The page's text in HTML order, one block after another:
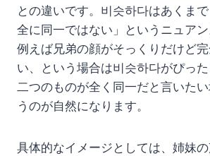
との違いです。비슷하다はあくま
全に同一ではない」というニュアン
例えば兄弟の顔がそっくりだけど
い、という場合は비슷하다がぴった
二つのものが全く同一だと言いた
うのが自然になります。
具体的なイメージとしては、姉妹